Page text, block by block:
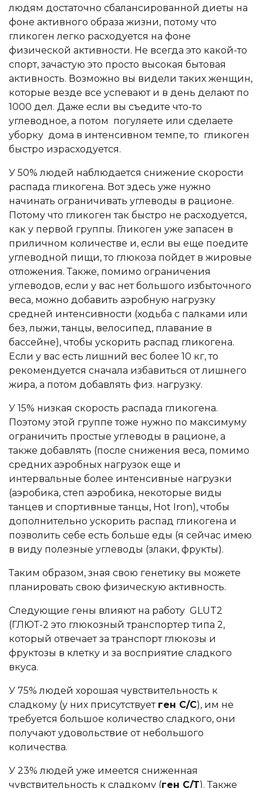
людям достаточно сбалансированной диеты на
фоне активного образа жизни, потому что
гликоген легко расходуется на фоне
физической активности. Не всегда это какой-то
спорт, зачастую это просто высокая бытовая
активность. Возможно вы видели таких женщин,
которые везде все успевают и в день делают по
1000 дел. Даже если вы съедите что-то
углеводное, а потом погуляете или сделаете
уборку дома в интенсивном темпе, то гликоген
быстро израсходуется.
У 50% людей наблюдается снижение скорости
распада гликогена. Вот здесь уже нужно
начинать ограничивать углеводы в рационе.
Потому что гликоген так быстро не расходуется,
как у первой группы. Гликоген уже запасен в
приличном количестве и, если вы еще поедите
углеводной пищи, то глюкоза пойдет в жировые
отложения. Также, помимо ограничения
углеводов, если у вас нет большого избыточного
веса, можно добавить аэробную нагрузку
средней интенсивности (ходьба с палками или
без, лыжи, танцы, велосипед, плавание в
бассейне), чтобы ускорить распад гликогена.
Если у вас есть лишний вес более 10 кг, то
рекомендуется сначала избавиться от лишнего
жира, а потом добавлять физ. нагрузку.
У 15% низкая скорость распада гликогена.
Поэтому этой группе тоже нужно по максимуму
ограничить простые углеводы в рационе, а
также добавлять (после снижения веса, помимо
средних аэробных нагрузок еще и
интервальные более интенсивные нагрузки
(аэробика, степ аэробика, некоторые виды
танцев и спортивные танцы, Hot Iron), чтобы
дополнительно ускорить распад гликогена и
позволить себе есть больше еды (я сейчас имею
в виду полезные углеводы (злаки, фрукты).
Таким образом, зная свою генетику вы можете
планировать свою физическую активность.
Следующие гены влияют на работу GLUT2
(ГЛЮТ-2 это глюкозный транспортер типа 2,
который отвечает за транспорт глюкозы и
фруктозы в клетку и за восприятие сладкого
вкуса.
У 75% людей хорошая чувствительность к
сладкому (у них присутствует ген C/C), им не
требуется большое количество сладкого, они
получают удовольствие от небольшого
количества.
У 23% людей уже имеется сниженная
чувствительность к сладкому (ген С/Т). Также